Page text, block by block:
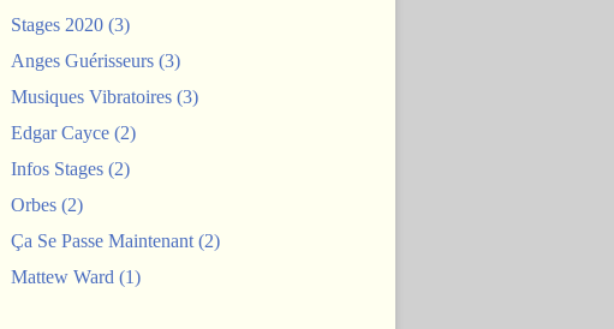
Stages 2020 (3)
Anges Guérisseurs (3)
Musiques Vibratoires (3)
Edgar Cayce (2)
Infos Stages (2)
Orbes (2)
Ça Se Passe Maintenant (2)
Mattew Ward (1)